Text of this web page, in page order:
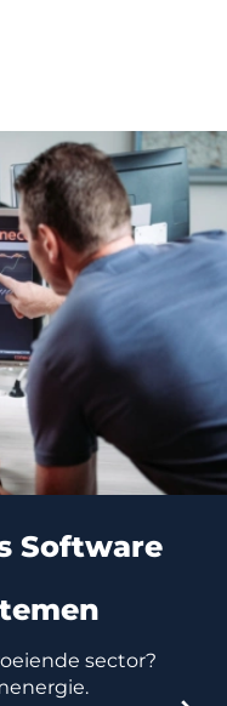
Software
sector?